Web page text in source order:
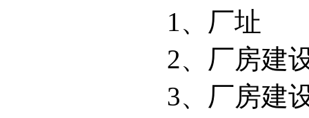
1、厂址
2、厂房建设
3、厂房建设